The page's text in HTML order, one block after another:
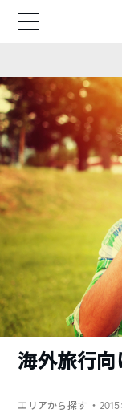
海外旅行向
エリアから探す ・